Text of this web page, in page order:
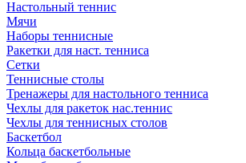
Настольный теннис
Мячи
Наборы теннисные
Ракетки для наст. тенниса
Сетки
Теннисные столы
Тренажеры для настольного тенниса
Чехлы для ракеток нас.теннис
Чехлы для теннисных столов
Баскетбол
Кольца баскетбольные